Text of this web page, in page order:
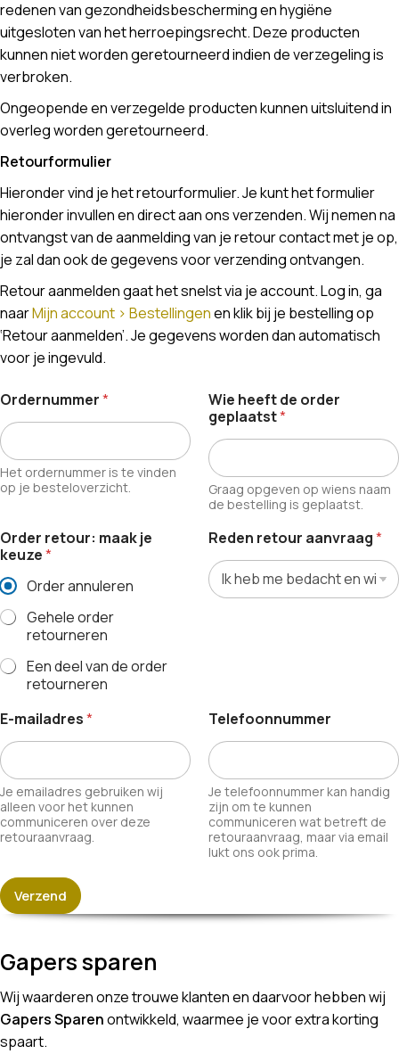
redenen van gezondheidsbescherming en hygiëne
uitgesloten van het herroepingsrecht. Deze producten
kunnen niet worden geretourneerd indien de verzegeling is
verbroken.
Ongeopende en verzegelde producten kunnen uitsluitend in
overleg worden geretourneerd.
Retourformulier
Hieronder vind je het retourformulier. Je kunt het formulier
hieronder invullen en direct aan ons verzenden. Wij nemen na
ontvangst van de aanmelding van je retour contact met je op,
je zal dan ook de gegevens voor verzending ontvangen.
Retour aanmelden gaat het snelst via je account. Log in, ga
naarMijn account > Bestellingenen klik bij je bestelling op
‘Retour aanmelden’. Je gegevens worden dan automatisch
voor je ingevuld.
Ordernummer*
Het ordernummer is te vinden
op je besteloverzicht.
Wie heeft de order
geplaatst*
Graag opgeven op wiens naam
de bestelling is geplaatst.
Order retour: maak je
keuze*
Order annuleren
Gehele order
retourneren
Een deel van de order
retourneren
Reden retour aanvraag*
E-mailadres*
Je emailadres gebruiken wij
alleen voor het kunnen
communiceren over deze
retouraanvraag.
Telefoonnummer
Je telefoonnummer kan handig
zijn om te kunnen
communiceren wat betreft de
retouraanvraag, maar via email
lukt ons ook prima.
Verzend
Gapers sparen
Wij waarderen onze trouwe klanten en daarvoor hebben wij
Gapers Sparenontwikkeld, waarmee je voor extra korting
spaart.